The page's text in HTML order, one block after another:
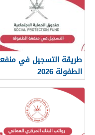
طريقة التسجيل في
الطفولة 2026